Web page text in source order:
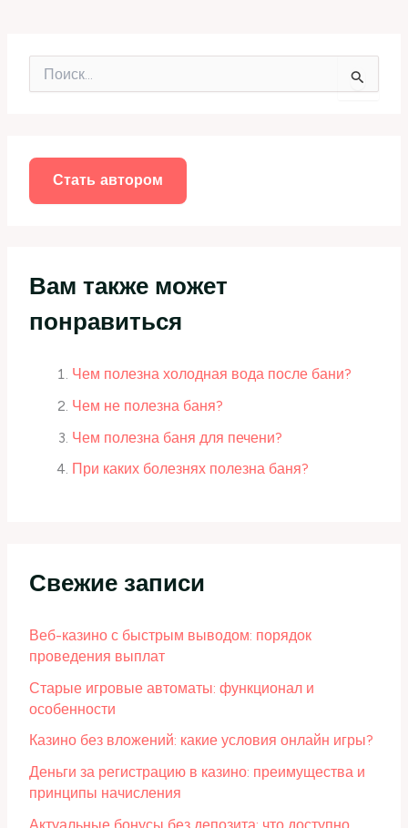
Стать автором
Вам также может
понравиться
Чем полезна холодная вода после бани?
Чем не полезна баня?
Чем полезна баня для печени?
При каких болезнях полезна баня?
Свежие записи
Веб-казино с быстрым выводом: порядок
проведения выплат
Старые игровые автоматы: функционал и
особенности
Казино без вложений: какие условия онлайн игры?
Деньги за регистрацию в казино: преимущества и
принципы начисления
Актуальные бонусы без депозита: что доступно